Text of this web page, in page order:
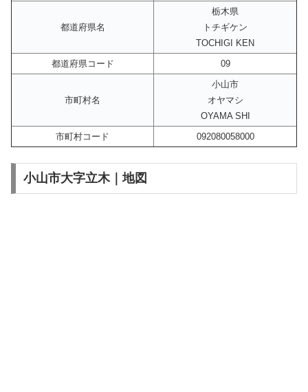
都道府県名
栃木県
トチギケン
TOCHIGI KEN
都道府県コード
09
市町村名
小山市
オヤマシ
OYAMA SHI
市町村コード
092080058000
小山市大字立木｜地図